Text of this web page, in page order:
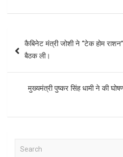
navigation
कैबिनेट मंत्री जोशी ने “टेक होम
बैठक ली।
मुख्‍यमंत्री पुष्‍कर सिंह धामी ने की